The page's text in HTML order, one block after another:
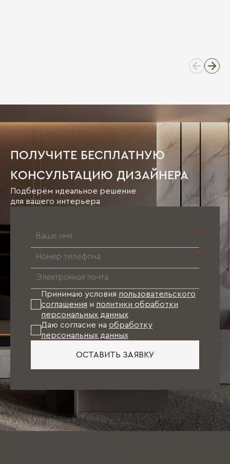
ПОЛУЧИТЕ БЕСПЛАТНУЮ
КОНСУЛЬТАЦИЮ ДИЗАЙНЕРА
Подберём идеальное решение
для вашего интерьера
*
*
Принимаю условия пользовательского
соглашения и политики обработки
персональных данных
Даю согласие на обработку
персональных данных
ОСТАВИТЬ ЗАЯВКУ